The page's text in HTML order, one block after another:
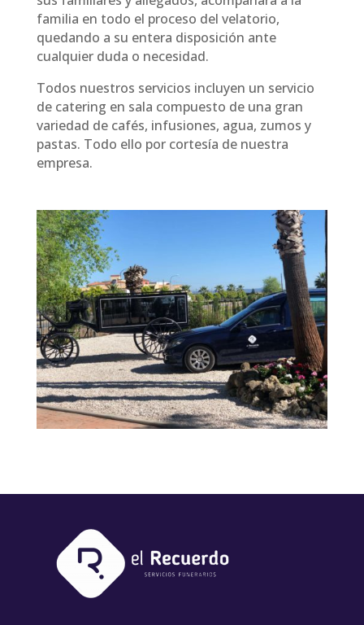
familia en todo el proceso del velatorio,
quedando a su entera disposición ante
cualquier duda o necesidad.
Todos nuestros servicios incluyen un servicio
de catering en sala compuesto de una gran
variedad de cafés, infusiones, agua, zumos y
pastas. Todo ello por cortesía de nuestra
empresa.